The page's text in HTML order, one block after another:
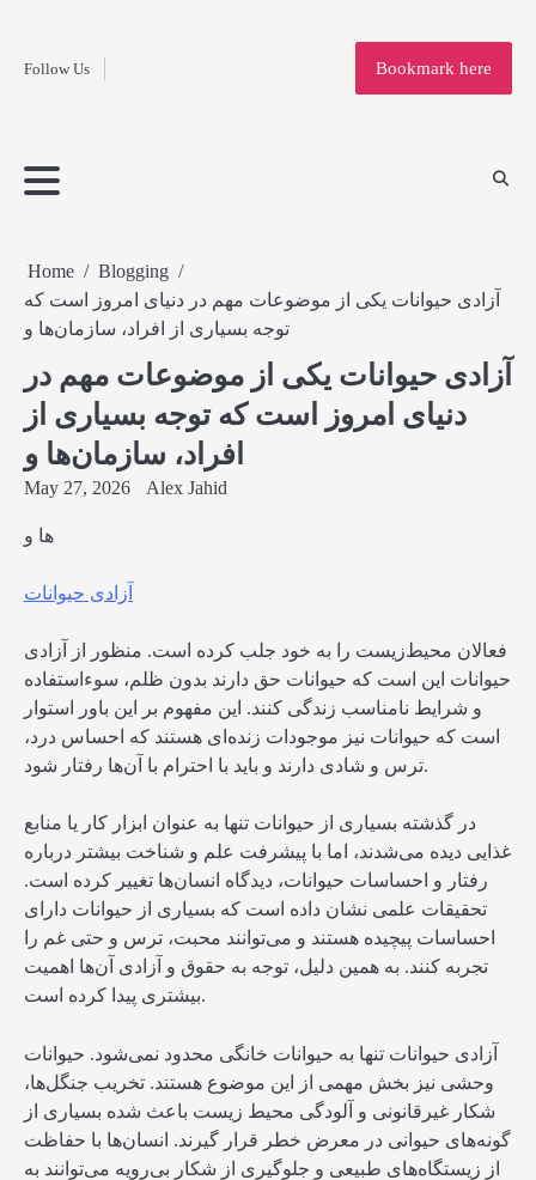
contentFollow Us
Home
Bookmark here
Home
Blogging
آزادی حیوانات یکی از موضوعات مهم در دنیای امروز است که
توجه بسیاری از افراد، سازمان‌ها و
آزادی حیوانات یکی از موضوعات مهم در
دنیای امروز است که توجه بسیاری از
افراد، سازمان‌ها و
May 27, 2026 Alex Jahid
ها و
آزادی حیوانات
فعالان محیط‌زیست را به خود جلب کرده است. منظور از آزادی
حیوانات این است که حیوانات حق دارند بدون ظلم، سوءاستفاده
و شرایط نامناسب زندگی کنند. این مفهوم بر این باور استوار
است که حیوانات نیز موجودات زنده‌ای هستند که احساس درد،
ترس و شادی دارند و باید با احترام با آن‌ها رفتار شود.
در گذشته بسیاری از حیوانات تنها به عنوان ابزار کار یا منابع
غذایی دیده می‌شدند، اما با پیشرفت علم و شناخت بیشتر درباره
رفتار و احساسات حیوانات، دیدگاه انسان‌ها تغییر کرده است.
تحقیقات علمی نشان داده است که بسیاری از حیوانات دارای
احساسات پیچیده هستند و می‌توانند محبت، ترس و حتی غم را
تجربه کنند. به همین دلیل، توجه به حقوق و آزادی آن‌ها اهمیت
بیشتری پیدا کرده است.
آزادی حیوانات تنها به حیوانات خانگی محدود نمی‌شود. حیوانات
وحشی نیز بخش مهمی از این موضوع هستند. تخریب جنگل‌ها،
شکار غیرقانونی و آلودگی محیط زیست باعث شده بسیاری از
گونه‌های حیوانی در معرض خطر قرار گیرند. انسان‌ها با حفاظت
از زیستگاه‌های طبیعی و جلوگیری از شکار بی‌رویه می‌توانند به